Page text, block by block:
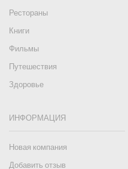
Рестораны
Книги
Фильмы
Путешествия
Здоровье
ИНФОРМАЦИЯ
Новая компания
Добавить отзыв